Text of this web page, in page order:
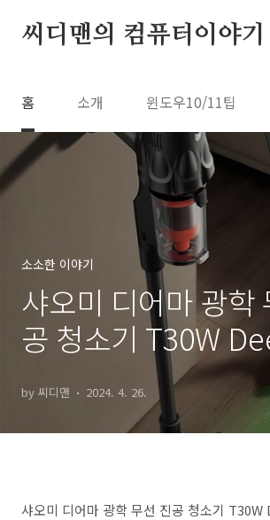
씨디맨의 컴퓨터이야기
홈 소개 윈도우10/11팁
소소한 이야기
샤오미 디어마 광학
공 청소기 T30W
by 씨디맨 2024. 4. 26.
샤오미 디어마 광학 무선 진공 청소기